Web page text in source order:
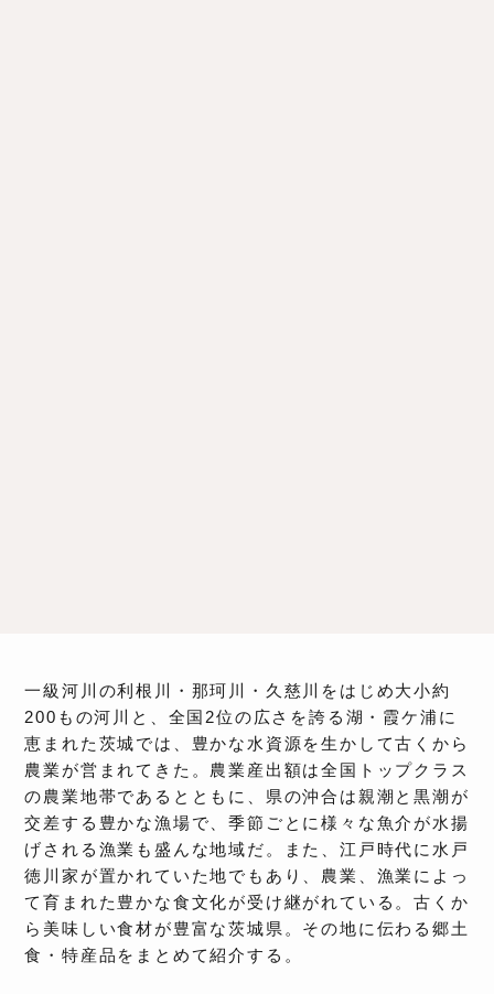
一級河川の利根川・那珂川・久慈川をはじめ大小約
200もの河川と、全国2位の広さを誇る湖・霞ケ浦に
恵まれた茨城では、豊かな水資源を生かして古くから
農業が営まれてきた。農業産出額は全国トップクラス
の農業地帯であるとともに、県の沖合は親潮と黒潮が
交差する豊かな漁場で、季節ごとに様々な魚介が水揚
げされる漁業も盛んな地域だ。また、江戸時代に水戸
徳川家が置かれていた地でもあり、農業、漁業によっ
て育まれた豊かな食文化が受け継がれている。古くか
ら美味しい食材が豊富な茨城県。その地に伝わる郷土
食・特産品をまとめて紹介する。